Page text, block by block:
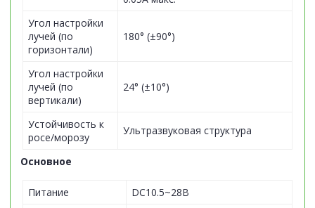
Угол настройки
лучей (по
горизонтали)
180° (±90°)
Угол настройки
лучей (по
вертикали)
24° (±10°)
Устойчивость к
росе/морозу
Ультразвуковая структура
Основное
Питание
DC10.5~28В